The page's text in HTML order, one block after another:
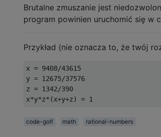
Brutalne zmuszanie jest
program powinien uruchomić się w
Przykład (nie oznacza to, że twój
x = 9408/43615
y = 12675/37576
z = 1342/390
code-golf math rational-numbers